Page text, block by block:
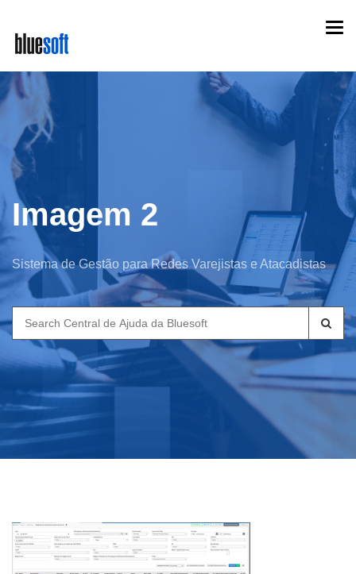
main
content
Imagem 2
Sistema de Gestão para Redes Varejistas e Atacadistas
Search
for: